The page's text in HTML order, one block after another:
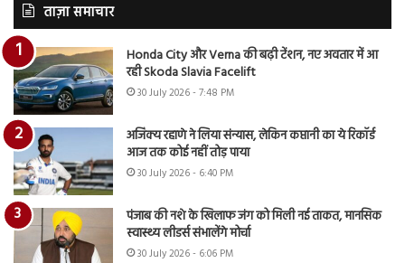
ताज़ा समाचार
Honda City और Verna की बढ़ी टेंशन, नए अवतार में आ
रही Skoda Slavia Facelift
30 July 2026 - 7:48 PM
अजिंक्य रहाणे ने लिया संन्यास, लेकिन कप्तानी का ये रिकॉर्ड
आज तक कोई नहीं तोड़ पाया
30 July 2026 - 6:40 PM
पंजाब की नशे के खिलाफ जंग को मिली नई ताकत, मानसिक
स्वास्थ्य लीडर्स संभालेंगे मोर्चा
30 July 2026 - 6:06 PM